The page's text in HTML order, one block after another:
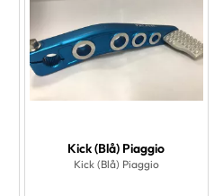
Kick (Blå) Piaggio
Kick (Blå) Piaggio